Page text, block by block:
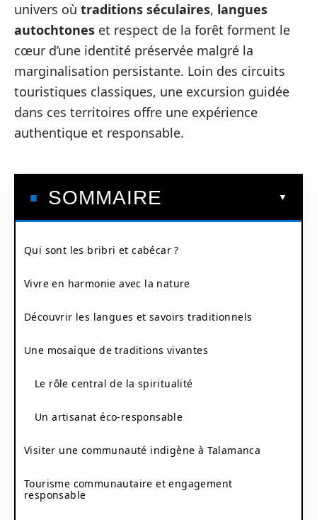
univers où traditions séculaires, langues
autochtones et respect de la forêt forment le
cœur d’une identité préservée malgré la
marginalisation persistante. Loin des circuits
touristiques classiques, une excursion guidée
dans ces territoires offre une expérience
authentique et responsable.
SOMMAIRE
Qui sont les bribri et cabécar ?
Vivre en harmonie avec la nature
Découvrir les langues et savoirs traditionnels
Une mosaïque de traditions vivantes
Le rôle central de la spiritualité
Un artisanat éco-responsable
Visiter une communauté indigène à Talamanca
Tourisme communautaire et engagement
responsable